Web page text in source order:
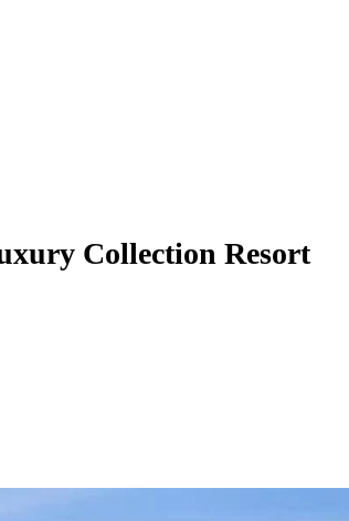
Collection Resort